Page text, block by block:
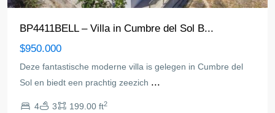
BP4411BELL – Villa in Cumbre del Sol B...
$950.000
Deze fantastische moderne villa is gelegen in Cumbre del
Sol en biedt een prachtig zeezich ...
4 3 199.00 ft2